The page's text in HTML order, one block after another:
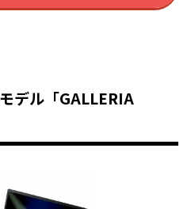
デル「GALLERIA